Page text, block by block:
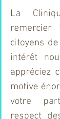
La
remercier
citoyens
intérêt
appréciez
motive
votre
respect